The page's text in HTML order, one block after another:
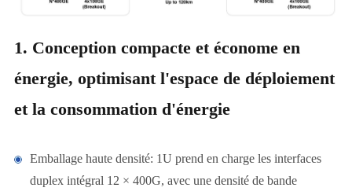
1. Conception compacte et économe en
énergie, optimisant l'espace de déploiement
et la consommation d'énergie
Emballage haute densité: 1U prend en charge les interfaces
duplex intégral 12 × 400G, avec une densité de bande